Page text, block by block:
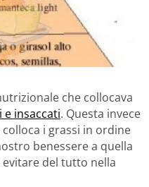
che collocava
e insaccati. Questa invece
i grassi in ordine
benessere a quella
del tutto nella